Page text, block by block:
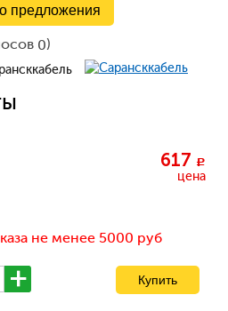
предложения
0)
617 c
цена
не менее 5000 руб